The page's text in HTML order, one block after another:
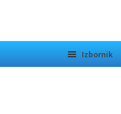
Izbornik